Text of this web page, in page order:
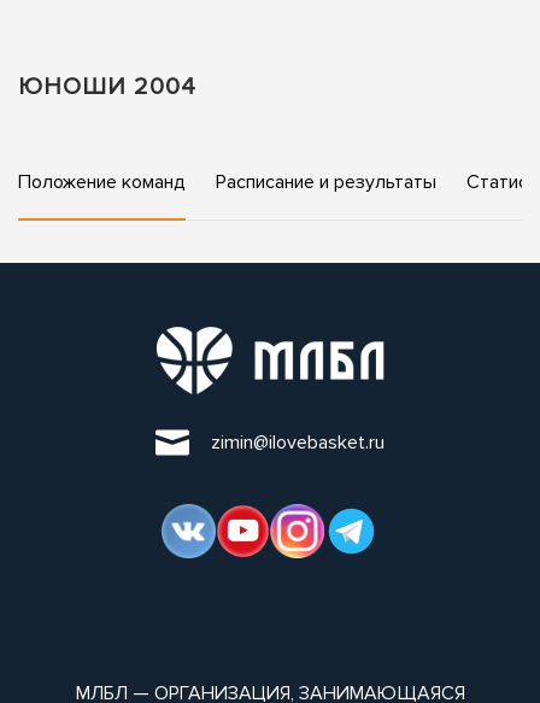
ЮНОШИ 2004
Положение команд Расписание и результаты
zimin@ilovebasket.ru
МЛБЛ — ОРГАНИЗАЦИЯ, ЗАНИМАЮЩАЯСЯ